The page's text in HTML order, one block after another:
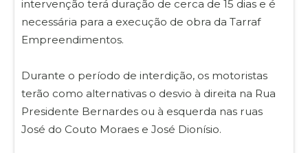
intervenção terá duração de cerca de 15 dias e é
necessária para a execução de obra da Tarraf
Empreendimentos.
Durante o período de interdição, os motoristas
terão como alternativas o desvio à direita na Rua
Presidente Bernardes ou à esquerda nas ruas
José do Couto Moraes e José Dionísio.